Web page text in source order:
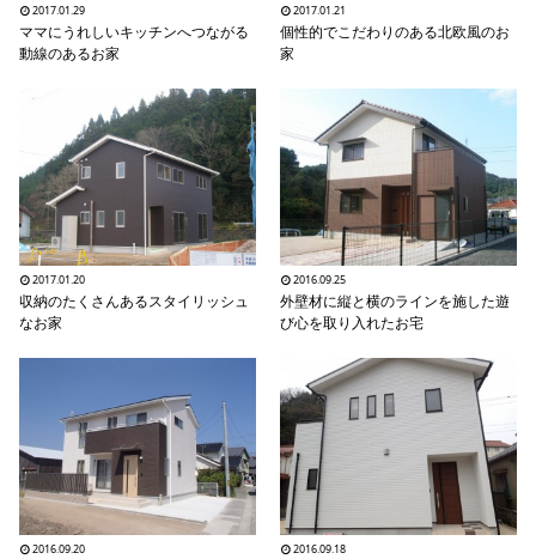
2017.01.29
ママにうれしいキッチンへつながる
動線のあるお家
2017.01.21
個性的でこだわりのある北欧風のお
家
2017.01.20
収納のたくさんあるスタイリッシュ
なお家
2016.09.25
外壁材に縦と横のラインを施した遊
び心を取り入れたお宅
2016.09.20 2016.09.18